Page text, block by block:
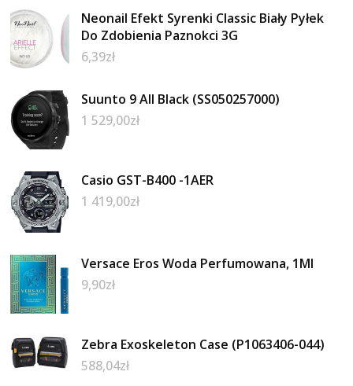
Neonail Efekt Syrenki Classic Biały Pyłek
Do Zdobienia Paznokci 3G
6,39zł
Suunto 9 All Black (SS050257000)
1 529,00zł
Casio GST-B400 -1AER
1 419,00zł
Versace Eros Woda Perfumowana, 1Ml
9,90zł
Zebra Exoskeleton Case (P1063406-044)
588,04zł